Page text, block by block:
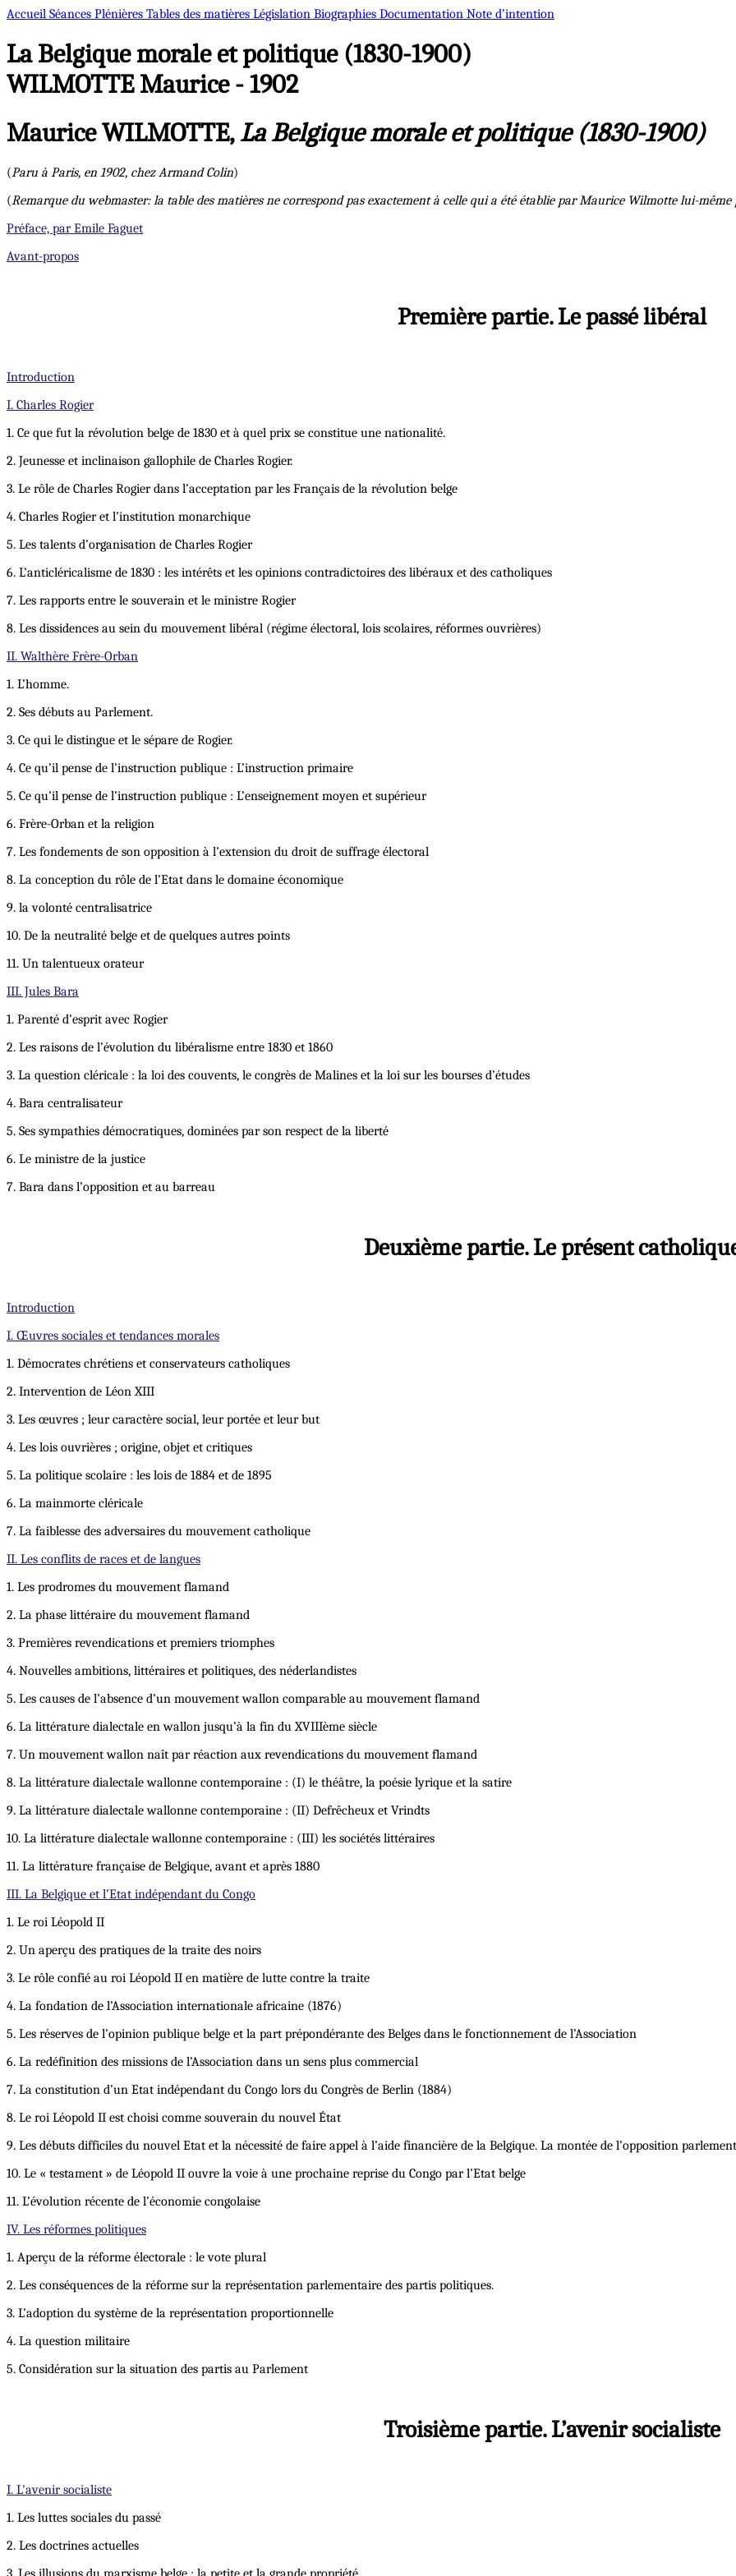
Accueil Séances Plénières Tables des matières Législation Biographies Documentation Note d’intention
La Belgique morale et politique (1830-1900)
WILMOTTE Maurice - 1902
Maurice WILMOTTE,La Belgique morale et politique (1830-1900)
(Paru à Paris, en 1902, chez Armand Colin)
(Remarque du webmaster: la table des matières ne correspond pas exactement à celle qui a été établie par Maurice Wilmotte lui-
Préface, par Emile Faguet
Avant-propos
Première partie. Le passé libéral
Introduction
I. Charles Rogier
1. Ce que fut la révolution belge de 1830 et à quel prix se constitue une nationalité.
2. Jeunesse et inclinaison gallophile de Charles Rogier.
3. Le rôle de Charles Rogier dans l’acceptation par les Français de la révolution belge
4. Charles Rogier et l’institution monarchique
5. Les talents d’organisation de Charles Rogier
6. L’anticléricalisme de 1830 : les intérêts et les opinions contradictoires des libéraux et des catholiques
7. Les rapports entre le souverain et le ministre Rogier
8. Les dissidences au sein du mouvement libéral (régime électoral, lois scolaires, réformes ouvrières)
II. Walthère Frère-Orban
1. L’homme.
2. Ses débuts au Parlement.
3. Ce qui le distingue et le sépare de Rogier.
4. Ce qu’il pense de l’instruction publique : L’instruction primaire
5. Ce qu’il pense de l’instruction publique : L’enseignement moyen et supérieur
6. Frère-Orban et la religion
7. Les fondements de son opposition à l’extension du droit de suffrage électoral
8. La conception du rôle de l’Etat dans le domaine économique
9. la volonté centralisatrice
10. De la neutralité belge et de quelques autres points
11. Un talentueux orateur
III. Jules Bara
1. Parenté d’esprit avec Rogier
2. Les raisons de l’évolution du libéralisme entre 1830 et 1860
3. La question cléricale : la loi des couvents, le congrès de Malines et la loi sur les bourses d’études
4. Bara centralisateur
5. Ses sympathies démocratiques, dominées par son respect de la liberté
6. Le ministre de la justice
7. Bara dans l’opposition et au barreau
Deuxième partie. Le présent
Introduction
I. Œuvres sociales et tendances morales
1. Démocrates chrétiens et conservateurs catholiques
2. Intervention de Léon XIII
3. Les œuvres ; leur caractère social, leur portée et leur but
4. Les lois ouvrières ; origine, objet et critiques
5. La politique scolaire : les lois de 1884 et de 1895
6. La mainmorte cléricale
7. La faiblesse des adversaires du mouvement catholique
II. Les conflits de races et de langues
1. Les prodromes du mouvement flamand
2. La phase littéraire du mouvement flamand
3. Premières revendications et premiers triomphes
4. Nouvelles ambitions, littéraires et politiques, des néderlandistes
5. Les causes de l’absence d’un mouvement wallon comparable au mouvement flamand
6. La littérature dialectale en wallon jusqu’à la fin du XVIIIème siècle
7. Un mouvement wallon naît par réaction aux revendications du mouvement flamand
8. La littérature dialectale wallonne contemporaine : (I) le théâtre, la poésie lyrique et la satire
9. La littérature dialectale wallonne contemporaine : (II) Defrêcheux et Vrindts
10. La littérature dialectale wallonne contemporaine : (III) les sociétés littéraires
11. La littérature française de Belgique, avant et après 1880
III. La Belgique et l’Etat indépendant du Congo
1. Le roi Léopold II
2. Un aperçu des pratiques de la traite des noirs
3. Le rôle confié au roi Léopold II en matière de lutte contre la traite
4. La fondation de l’Association internationale africaine (1876)
5. Les réserves de l’opinion publique belge et la part prépondérante des Belges dans le fonctionnement de l’Association
6. La redéfinition des missions de l’Association dans un sens plus commercial
7. La constitution d’un Etat indépendant du Congo lors du Congrès de Berlin (1884)
8. Le roi Léopold II est choisi comme souverain du nouvel État
9. Les débuts difficiles du nouvel Etat et la nécessité de faire appel à l’aide financière de la Belgique. La montée de l’opposition
10. Le « testament » de Léopold II ouvre la voie à une prochaine reprise du Congo par l’Etat belge
11. L’évolution récente de l’économie congolaise
IV. Les réformes politiques
1. Aperçu de la réforme électorale : le vote plural
2. Les conséquences de la réforme sur la représentation parlementaire des partis politiques.
3. L’adoption du système de la représentation proportionnelle
4. La question militaire
5. Considération sur la situation des partis au Parlement
Troisième partie. L’avenir socialiste
I. L'avenir socialiste
1. Les luttes sociales du passé
2. Les doctrines actuelles